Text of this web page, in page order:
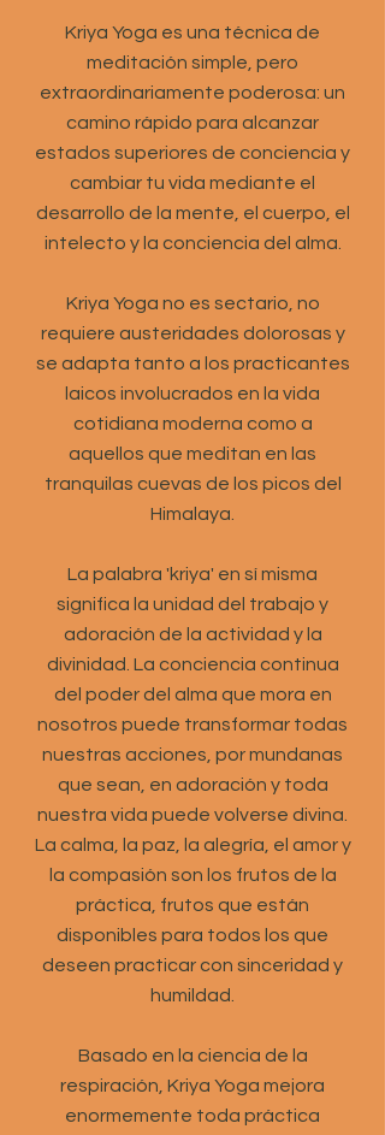
Kriya Yoga es una técnica de
meditación simple, pero
extraordinariamente poderosa: un
camino rápido para alcanzar
estados superiores de conciencia y
cambiar tu vida mediante el
desarrollo de la mente, el cuerpo, el
intelecto y la conciencia del alma.
Kriya Yoga no es sectario, no
requiere austeridades dolorosas y
se adapta tanto a los practicantes
laicos involucrados en la vida
cotidiana moderna como a
aquellos que meditan en las
tranquilas cuevas de los picos del
Himalaya.
La palabra 'kriya' en sí misma
significa la unidad del trabajo y
adoración de la actividad y la
divinidad. La conciencia continua
del poder del alma que mora en
nosotros puede transformar todas
nuestras acciones, por mundanas
que sean, en adoración y toda
nuestra vida puede volverse divina.
La calma, la paz, la alegría, el amor y
la compasión son los frutos de la
práctica, frutos que están
disponibles para todos los que
deseen practicar con sinceridad y
humildad.
Basado en la ciencia de la
respiración, Kriya Yoga mejora
enormemente toda práctica